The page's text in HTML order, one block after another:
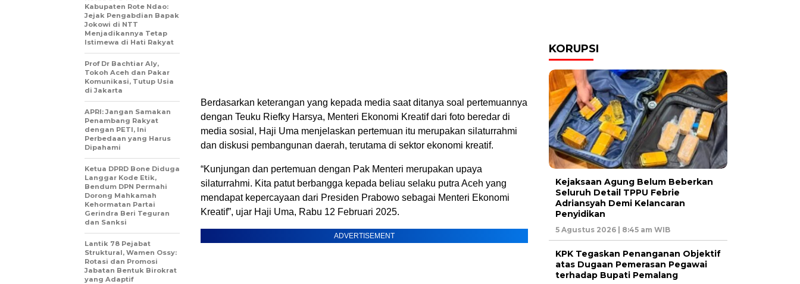
Berdasarkan keterangan yang kepada media saat ditanya soal pertemuannya
dengan Teuku Riefky Harsya, Menteri Ekonomi Kreatif dari foto beredar di
media sosial, Haji Uma menjelaskan pertemuan itu merupakan silaturrahmi
dan diskusi pembangunan daerah, terutama di sektor ekonomi kreatif.
“Kunjungan dan pertemuan dengan Pak Menteri merupakan upaya
silaturrahmi. Kita patut berbangga kepada beliau selaku putra Aceh yang
mendapat kepercayaan dari Presiden Prabowo sebagai Menteri Ekonomi
Kreatif”, ujar Haji Uma, Rabu 12 Februari 2025.
ADVERTISEMENT
Kabupaten Rote Ndao:
Jejak Pengabdian Bapak
Jokowi di NTT
Menjadikannya Tetap
Istimewa di Hati Rakyat
Prof Dr Bachtiar Aly,
Tokoh Aceh dan Pakar
Komunikasi, Tutup Usia
di Jakarta
APRI: Jangan Samakan
Penambang Rakyat
dengan PETI, Ini
Perbedaan yang Harus
Dipahami
Ketua DPRD Bone Diduga
Langgar Kode Etik,
Bendum DPN Permahi
Dorong Mahkamah
Kehormatan Partai
Gerindra Beri Teguran
dan Sanksi
Lantik 78 Pejabat
Struktural, Wamen Ossy:
Rotasi dan Promosi
Jabatan Bentuk Birokrat
yang Adaptif
KORUPSI
Kejaksaan Agung Belum Beberkan
Seluruh Detail TPPU Febrie
Adriansyah Demi Kelancaran
Penyidikan
5 Agustus 2026 | 8:45 am WIB
KPK Tegaskan Penanganan Objektif
atas Dugaan Pemerasan Pegawai
terhadap Bupati Pemalang